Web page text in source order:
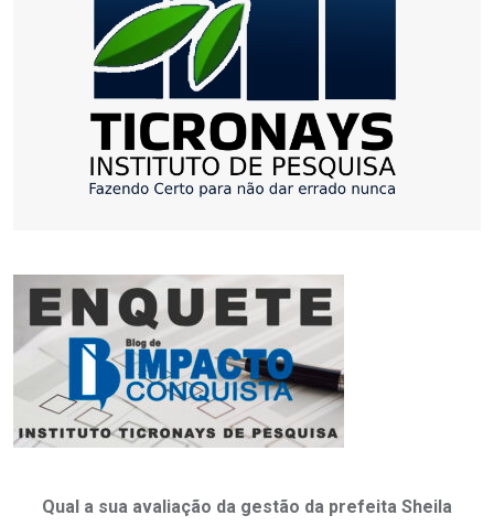
Qual a sua avaliação da gestão da prefeita Sheila